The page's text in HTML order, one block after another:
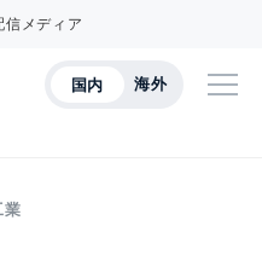
信メディア
国内 海外
業